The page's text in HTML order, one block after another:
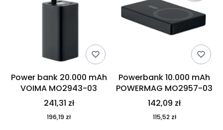
Power bank 20.000 mAh
VOIMA MO2943-03
241,31 zł
196,19 zł
Powerbank 10.000 mAh
POWERMAG MO2957-03
142,09 zł
115,52 zł